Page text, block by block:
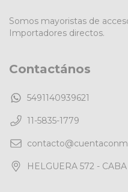
Somos mayoristas de
Importadores directos.
Contactános
5491140939621
11-5835-1779
HELGUERA 572 - CABA